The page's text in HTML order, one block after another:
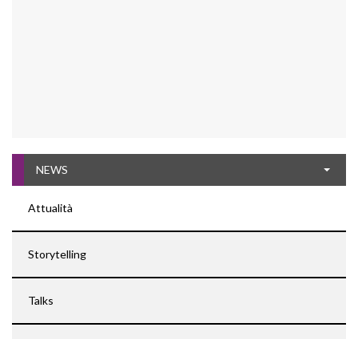
NEWS
Attualità
Storytelling
Talks